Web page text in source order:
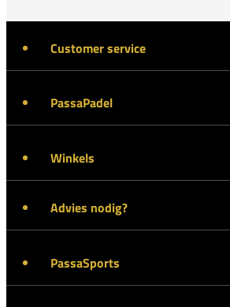
Customer service
PassaPadel
Winkels
Advies nodig?
PassaSports